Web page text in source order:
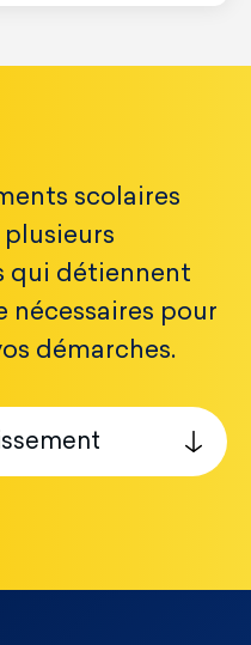
scolaires
plusieurs
qui détiennent
nécessaires pour
démarches.